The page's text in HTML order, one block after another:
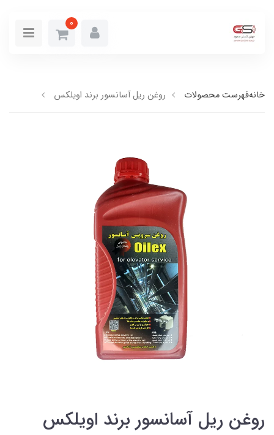
0
خانهفهرست محصولات روغن ریل آسانسور برند اویلکس
روغن ریل آسانسور برند اویلکس